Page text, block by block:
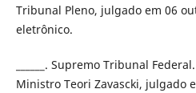
Tribunal Pleno, julgado em 06
eletrônico.
______. Supremo Tribunal
Ministro Teori Zavascki, julgado